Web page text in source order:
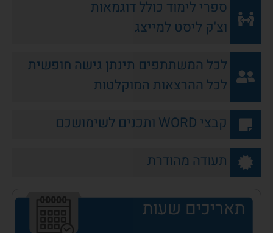
ספרי לימוד כולל דוגמאות
וצ'ק ליסט למייצג
לכל המשתתפים תינתן גישה חופשית
לכל ההרצאות המוקלטות
קבצי WORD ותכנים לשימושכם
תעודה מהודרת
תאריכים שעות